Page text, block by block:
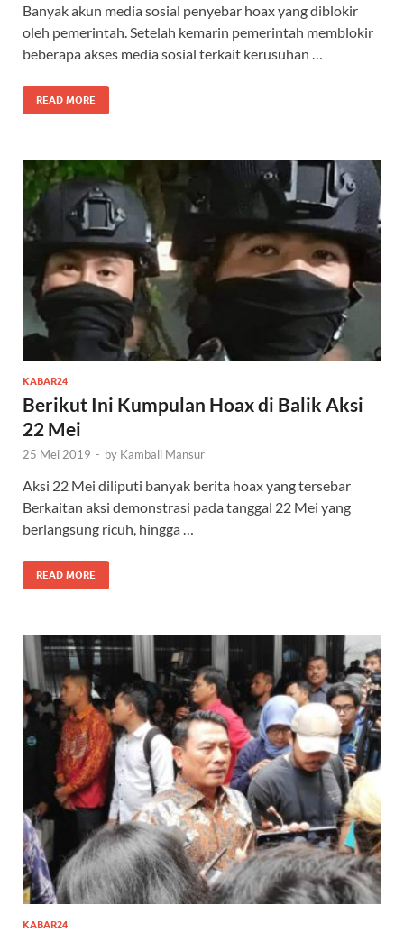
Banyak akun media sosial penyebar hoax yang diblokir
oleh pemerintah. Setelah kemarin pemerintah memblokir
beberapa akses media sosial terkait kerusuhan …
READ MORE
KABAR24
Berikut Ini Kumpulan Hoax di Balik Aksi
22 Mei
25 Mei 2019 - by Kambali Mansur
Aksi 22 Mei diliputi banyak berita hoax yang tersebar
Berkaitan aksi demonstrasi pada tanggal 22 Mei yang
berlangsung ricuh, hingga …
READ MORE
KABAR24